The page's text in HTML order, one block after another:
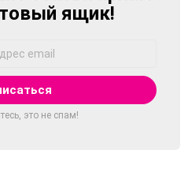
ящик!
это не спам!